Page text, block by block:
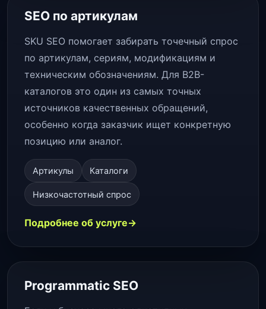
SEO по артикулам
SKU SEO помогает забирать точечный спрос
по артикулам, сериям, модификациям и
техническим обозначениям. Для B2B-
каталогов это один из самых точных
источников качественных обращений,
особенно когда заказчик ищет конкретную
позицию или аналог.
Артикулы Каталоги
Низкочастотный спрос
Подробнее об услуге
Programmatic SEO